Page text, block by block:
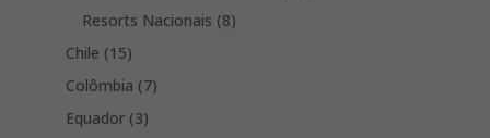
Resorts Nacionais 88
Chile 1515
products
Colômbia 77
Equador 33